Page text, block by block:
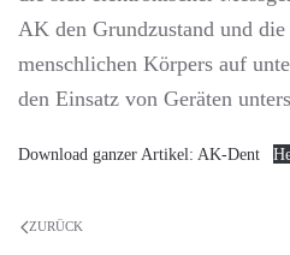
AK den Grundzustand und die
menschlichen Körpers auf
den Einsatz von Geräten
Download ganzer Artikel: AK-Dent
ZURÜCK